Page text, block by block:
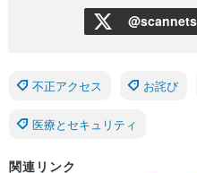
不正アクセス お詫び
医療とセキュリティ
関連リンク